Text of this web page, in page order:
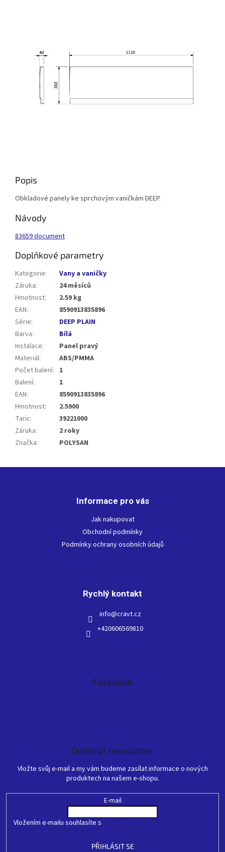
Popis
Obkladové panely ke sprchovým vaničkám DEEP.
Návody
83659 document
Doplňkové parametry
Kategorie:
Vany a vaničky
Záruka:
24 měsíců
Hmotnost:
2.59 kg
EAN:
8590913835896
Série:
DEEP PLAIN
Barva:
Bílá
Instalace:
Panel pravý
Materiál:
ABS/PMMA
Počet balení: 1
Balení:
1
EAN:
8590913835896
Hmotnost:
2.5900
Taric:
39221000
Záruka:
2 roky
Značka: POLYSAN
Informace pro vás
Jak nakupovat
Obchodní podmínky
Podmínky ochrany osobních údajů
Rychlý kontakt
info@cravt.cz
+420606569810
Facebook
Odebírat newsletter
Vložte svůj e-mail a my vám budeme zasílat informace o nových
produktech na našem e-shopu.
E-mail
Vložením e-mailu souhlasíte s
PŘIHLÁSIT SE